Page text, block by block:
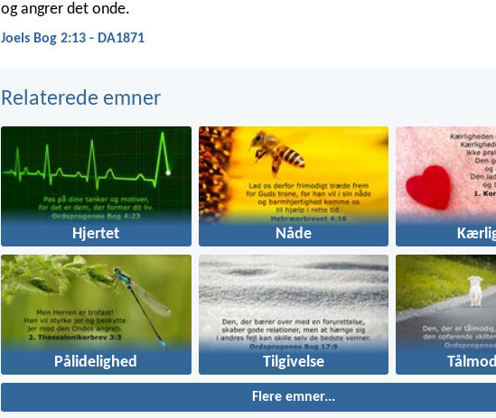
og angrer det onde.
Joels Bog 2:13 - DA1871
Relaterede emner
Hjertet Nåde
Pålidelighed Tilgivelse
Flere emner...